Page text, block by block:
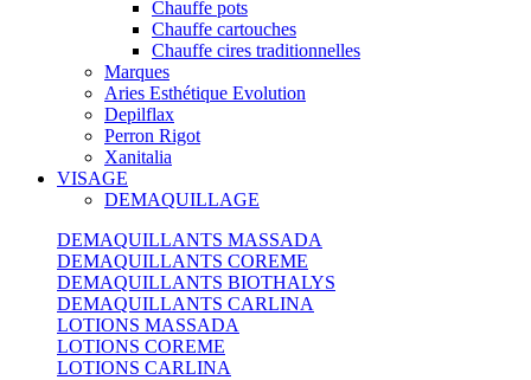
Chauffe pots
Chauffe cartouches
Chauffe cires traditionnelles
Marques
Aries Esthétique Evolution
Depilflax
Perron Rigot
Xanitalia
VISAGE
DEMAQUILLAGE
DEMAQUILLANTS MASSADA
DEMAQUILLANTS COREME
DEMAQUILLANTS BIOTHALYS
DEMAQUILLANTS CARLINA
LOTIONS MASSADA
LOTIONS COREME
LOTIONS CARLINA